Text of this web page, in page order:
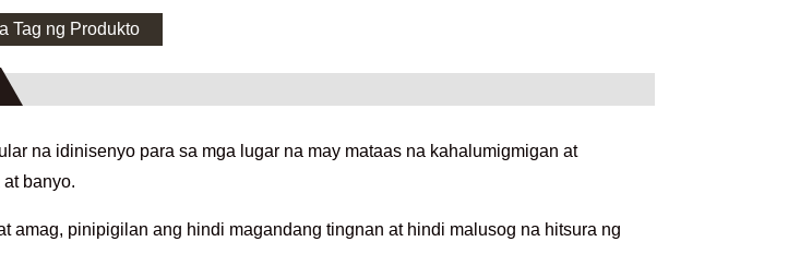
Tag ng Produkto
na idinisenyo para sa mga lugar na may mataas na kahalumigmigan at
banyo.
amag, pinipigilan ang hindi magandang tingnan at hindi malusog na hitsura ng